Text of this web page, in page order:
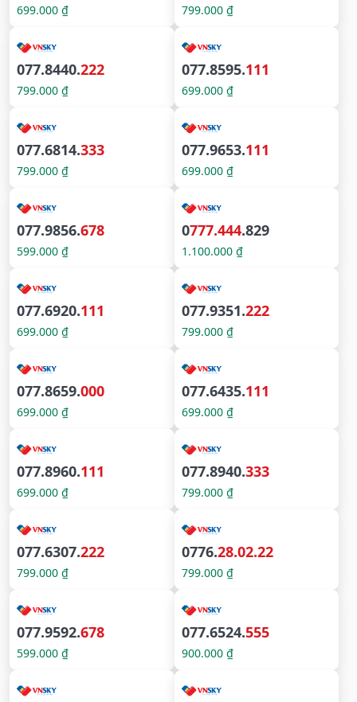
699.000 ₫ 799.000 ₫
077.8440.222
799.000 ₫
077.8595.111
699.000 ₫
077.6814.333
799.000 ₫
077.9653.111
699.000 ₫
077.9856.678
599.000 ₫
0777.444.829
1.100.000 ₫
077.6920.111
699.000 ₫
077.9351.222
799.000 ₫
077.8659.000
699.000 ₫
077.6435.111
699.000 ₫
077.8960.111
699.000 ₫
077.8940.333
799.000 ₫
077.6307.222
799.000 ₫
0776.28.02.22
799.000 ₫
077.9592.678
599.000 ₫
077.6524.555
900.000 ₫